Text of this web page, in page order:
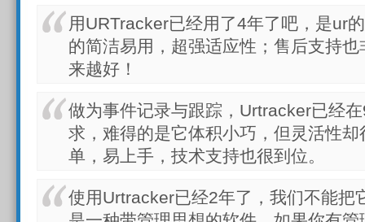
用URTracker已经用了4年了吧，是ur
的简洁易用，超强适应性；售后支持
来越好！
做为事件记录与跟踪，Urtracker已经
求，难得的是它体积小巧，但灵活性
单，易上手，技术支持也很到位。
使用Urtracker已经2年了，我们不能把